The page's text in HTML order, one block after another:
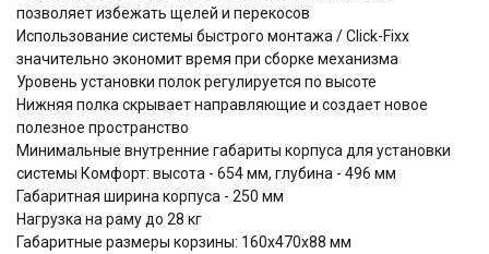
позволяет избежать щелей и перекосов
Использование системы быстрого монтажа / Click-Fixx
значительно экономит время при сборке механизма
Уровень установки полок регулируется по высоте
Нижняя полка скрывает направляющие и создает новое
полезное пространство
Минимальные внутренние габариты корпуса для установки
системы Комфорт: высота - 654 мм, глубина - 496 мм
Габаритная ширина корпуса - 250 мм
Нагрузка на раму до 28 кг
Габаритные размеры корзины: 160х470х88 мм